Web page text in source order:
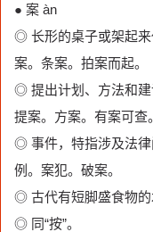
● 案 àn
◎ 长形的桌子或架起
案。条案。拍案而起。
◎ 提出计划、方法和建
提案。方案。有案可查
◎ 事件，特指涉及法
例。案犯。破案。
◎ 古代有短脚盛食物的
◎ 同“按”。